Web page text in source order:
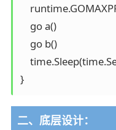
    go a()
    go b()
}
二、底层设计：